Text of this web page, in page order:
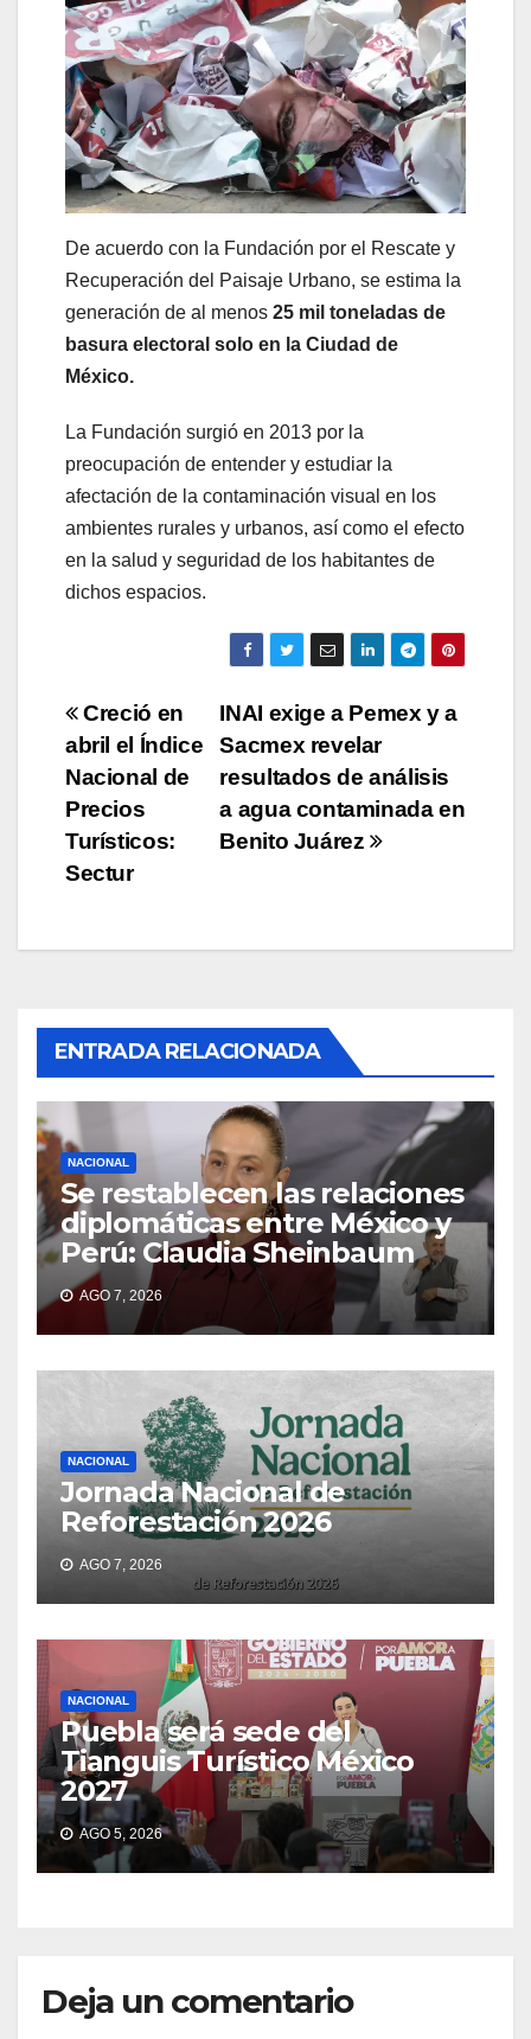
De acuerdo con la Fundación por el Rescate y
Recuperación del Paisaje Urbano, se estima la
generación de al menos 25 mil toneladas de
basura electoral solo en la Ciudad de
México.
La Fundación surgió en 2013 por la
preocupación de entender y estudiar la
afectación de la contaminación visual en los
ambientes rurales y urbanos, así como el efecto
en la salud y seguridad de los habitantes de
dichos espacios.
Navegación
de
entradas
INAI exige a Pemex y a
Sacmex revelar
resultados de análisis
a agua contaminada en
Benito Juárez
Creció en
abril el Índice
Nacional de
Precios
Turísticos:
Sectur
ENTRADA RELACIONADA
NACIONAL
Se restablecen las relaciones
diplomáticas entre México y
Perú: Claudia Sheinbaum
AGO 7, 2026
NACIONAL
Jornada Nacional de
Reforestación 2026
AGO 7, 2026
NACIONAL
Puebla será sede del
Tianguis Turístico México
2027
AGO 5, 2026
Deja un comentario